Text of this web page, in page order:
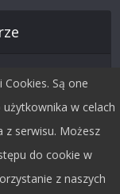
Są one
w celach
z serwisu. Możesz
do cookie w
z naszych